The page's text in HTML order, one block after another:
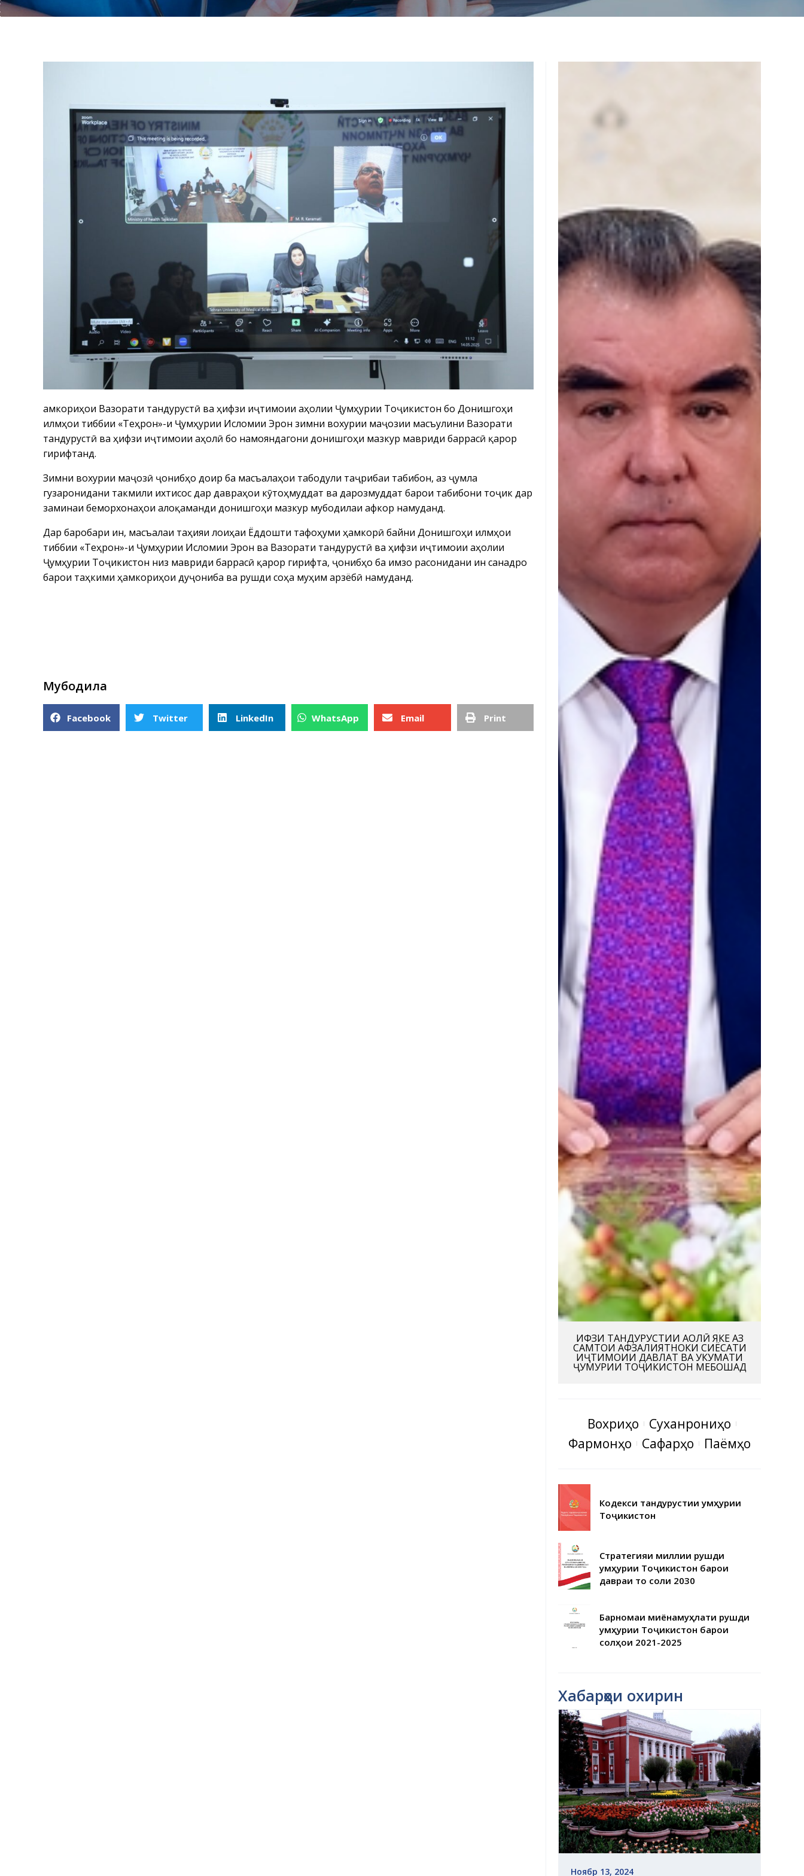
Ҳамкориҳои Вазорати тандурустӣ ва ҳифзи иҷтимоии аҳолии Ҷумҳурии Тоҷикистон бо Донишгоҳи
илмҳои тиббии «Теҳрон»-и Ҷумҳурии Исломии Эрон зимни вохурии маҷозии масъулини Вазорати
тандурустӣ ва ҳифзи иҷтимоии аҳолӣ бо намояндагони донишгоҳи мазкур мавриди баррасӣ қарор
гирифтанд.
Зимни вохурии маҷозӣ ҷонибҳо доир ба масъалаҳои табодули таҷрибаи табибон, аз ҷумла
гузаронидани такмили ихтисос дар давраҳои кӯтоҳмуддат ва дарозмуддат барои табибони тоҷик дар
заминаи беморхонаҳои алоқаманди донишгоҳи мазкур мубодилаи афкор намуданд.
Дар баробари ин, масъалаи таҳияи лоиҳаи Ёддошти тафоҳуми ҳамкорӣ байни Донишгоҳи илмҳои
тиббии «Теҳрон»-и Ҷумҳурии Исломии Эрон ва Вазорати тандурустӣ ва ҳифзи иҷтимоии аҳолии
Ҷумҳурии Тоҷикистон низ мавриди баррасӣ қарор гирифта, ҷонибҳо ба имзо расонидани ин санадро
барои таҳкими ҳамкориҳои дуҷониба ва рушди соҳа муҳим арзёбӣ намуданд.
Мубодила
Facebook Twitter LinkedIn WhatsApp Email Print
ҲИФЗИ ТАНДУРУСТИИ АҲОЛӢ ЯКЕ АЗ
САМТҲОИ АФЗАЛИЯТНОКИ СИЁСАТИ
ИҶТИМОИИ ДАВЛАТ ВА ҲУКУМАТИ
ҶУМҲУРИИ ТОҶИКИСТОН МЕБОШАД
Вохӯриҳо
Суханрониҳо
Фармонҳо
Сафарҳо Паёмҳо
Кодекси тандурустии Ҷумҳурии
Тоҷикистон
Стратегияи миллии рушди
Ҷумҳурии Тоҷикистон барои
давраи то соли 2030
Барномаи миёнамуҳлати рушди
Ҷумҳурии Тоҷикистон барои
солҳои 2021-2025
Хабарҳои охирин
Ноябр 13, 2024